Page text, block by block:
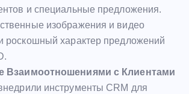
и специальные предложения.
изображения и видео
роскошный характер предложений
Взаимоотношениями с Клиентами
инструменты CRM для